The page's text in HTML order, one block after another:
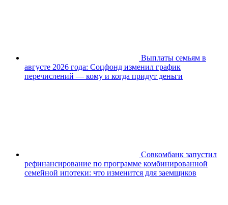
Выплаты семьям в
августе 2026 года: Соцфонд изменил график
перечислений — кому и когда придут деньги
Совкомбанк запустил
рефинансирование по программе комбинированной
семейной ипотеки: что изменится для заемщиков